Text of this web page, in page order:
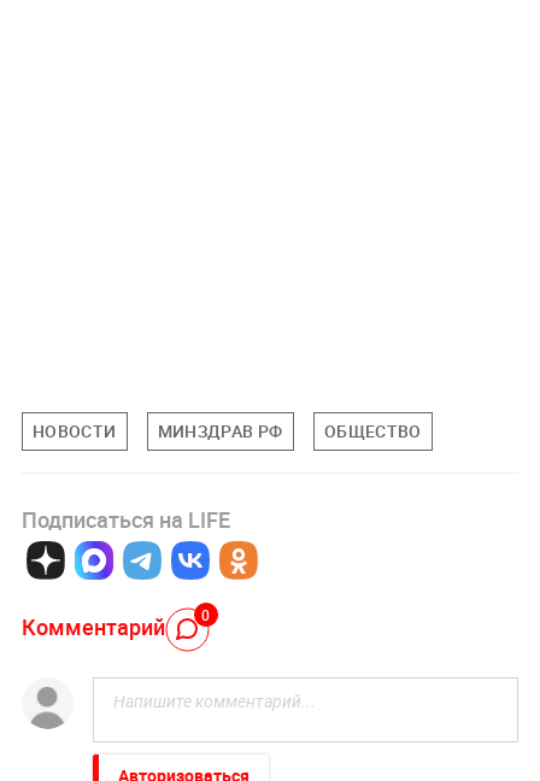
НОВОСТИ МИНЗДРАВ РФ ОБЩЕСТВО
Подписаться на LIFE
Комментарий 0
Авторизоваться